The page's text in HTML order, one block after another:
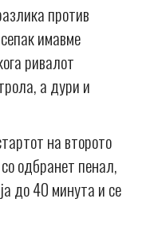
против
имавме
ривалот
а дури и
на второто
одбранет пенал,
до 40 минута и се